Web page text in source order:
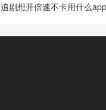
追剧想开倍速不卡用什么app